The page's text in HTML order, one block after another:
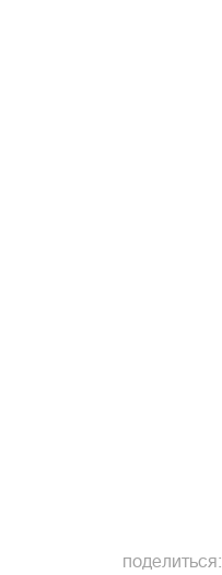
поделиться: